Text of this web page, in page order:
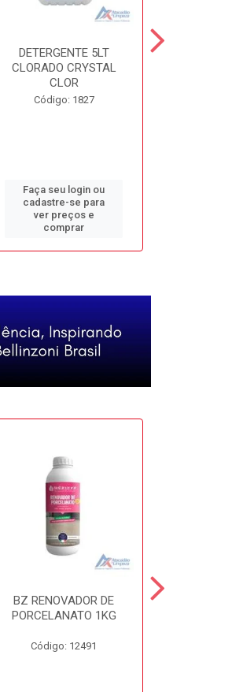
DETERGENTE 5LT
CLORADO CRYSTAL
CLOR
Código: 1827
Faça seu login ou
cadastre-se para
ver preços e
comprar
BZ RENOVADOR DE
PORCELANATO 1KG
Código: 12491